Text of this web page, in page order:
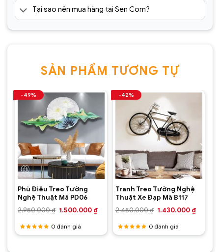
Tại sao nên mua hàng tại Sen Com?
SẢN PHẨM TƯƠNG TỰ
-49%
Phù Điêu Treo Tường
Nghệ Thuật Mã PD06
2.950.000₫ Giá
2.950.000 ₫.
1.500.000 ₫Giá
1.500.000 ₫.
Được
0 đánh giá
-42%
Tranh Treo Tường Nghệ
Thuật Xe Đạp Mã B117
2.450.000₫ Giá
2.450.000 ₫.
1.430.000 ₫Giá
Được
0 đánh giá
2.800.000 ₫.